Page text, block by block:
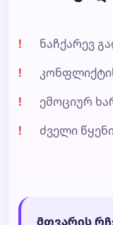
ნაჩქარევ
ემოციურ
ძველი
მთვარის